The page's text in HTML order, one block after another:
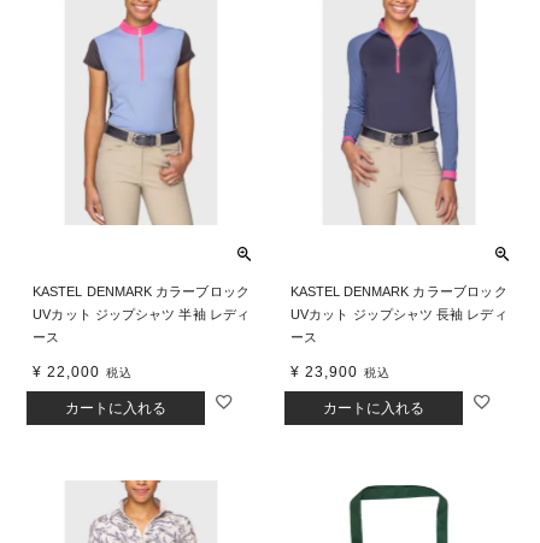
KASTEL DENMARK カラーブロック
UVカット ジップシャツ 半袖 レディ
ース
¥ 22,000 税込
カートに入れる
KASTEL DENMARK カラーブロック
UVカット ジップシャツ 長袖 レディ
ース
¥ 23,900 税込
カートに入れる